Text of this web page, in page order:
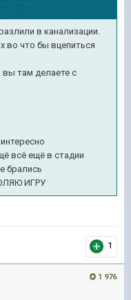
в канализации.
во что бы вцепиться
вы там делаете с
всё ещё в стадии
брались
ИГРУ
1
1 976